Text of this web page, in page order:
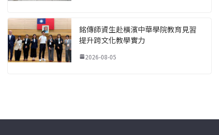
銘傳師資生赴橫濱中華學院教育見習
提升跨文化教學實力
2026-08-05